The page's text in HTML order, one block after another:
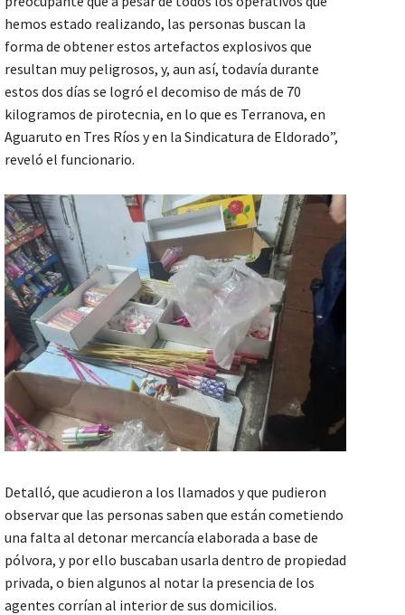
hemos estado realizando, las personas buscan la
forma de obtener estos artefactos explosivos que
resultan muy peligrosos, y, aun así, todavía durante
estos dos días se logró el decomiso de más de 70
kilogramos de pirotecnia, en lo que es Terranova, en
Aguaruto en Tres Ríos y en la Sindicatura de Eldorado”,
reveló el funcionario.
Detalló, que acudieron a los llamados y que pudieron
observar que las personas saben que están cometiendo
una falta al detonar mercancía elaborada a base de
pólvora, y por ello buscaban usarla dentro de propiedad
privada, o bien algunos al notar la presencia de los
agentes corrían al interior de sus domicilios.